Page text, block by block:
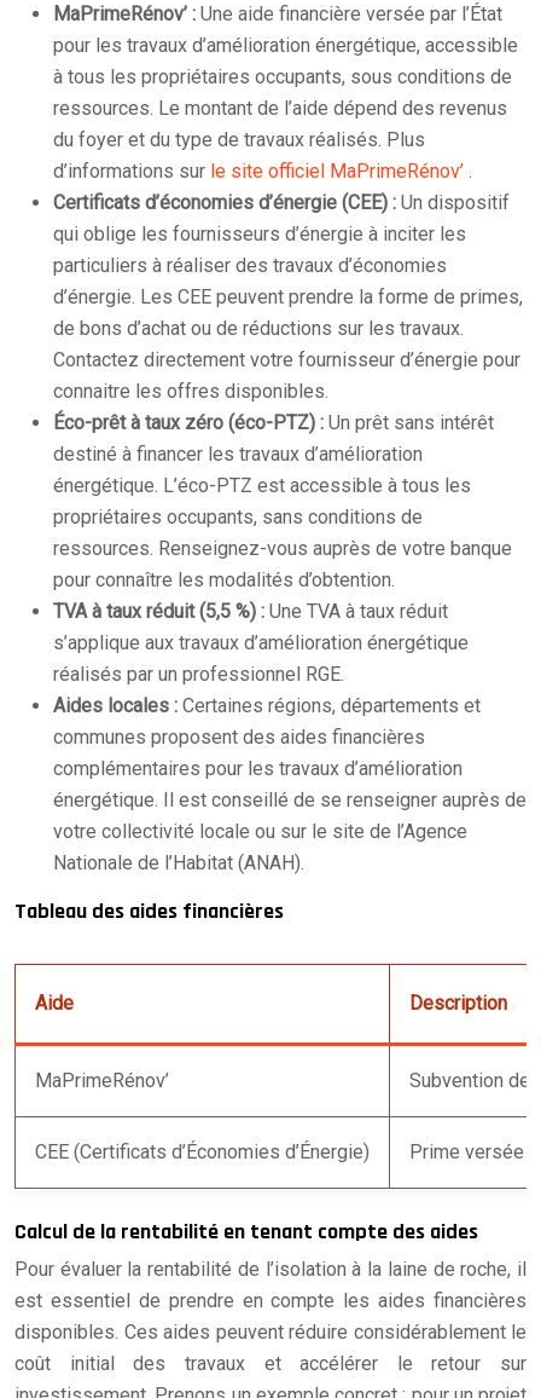
MaPrimeRénov’ : Une aide financière versée par l’État
pour les travaux d’amélioration énergétique, accessible
à tous les propriétaires occupants, sous conditions de
ressources. Le montant de l’aide dépend des revenus
du foyer et du type de travaux réalisés. Plus
d’informations sur le site officiel MaPrimeRénov’
Certificats d’économies d’énergie (CEE) : Un dispositif
qui oblige les fournisseurs d’énergie à inciter les
particuliers à réaliser des travaux d’économies
d’énergie. Les CEE peuvent prendre la forme de primes,
de bons d’achat ou de réductions sur les travaux.
Contactez directement votre fournisseur d’énergie pour
connaitre les offres disponibles.
Éco-prêt à taux zéro (éco-PTZ) : Un prêt sans intérêt
destiné à financer les travaux d’amélioration
énergétique. L’éco-PTZ est accessible à tous les
propriétaires occupants, sans conditions de
ressources. Renseignez-vous auprès de votre banque
pour connaître les modalités d’obtention.
TVA à taux réduit (5,5 %) : Une TVA à taux réduit
s’applique aux travaux d’amélioration énergétique
réalisés par un professionnel RGE.
Aides locales : Certaines régions, départements et
communes proposent des aides financières
complémentaires pour les travaux d’amélioration
énergétique. Il est conseillé de se renseigner auprès de
votre collectivité locale ou sur le site de l’Agence
Nationale de l’Habitat (ANAH).
Tableau des aides financières
Aide Description
MaPrimeRénov’ Subvention de
CEE (Certificats d’Économies d’Énergie) Prime versée
Calcul de la rentabilité en tenant compte des aides
Pour évaluer la rentabilité de l’isolation à la laine de roche, il
est essentiel de prendre en compte les aides financières
disponibles. Ces aides peuvent réduire considérablement le
coût initial des travaux et accélérer le retour sur